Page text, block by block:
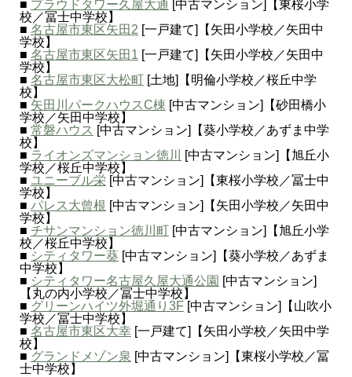
■ プラウドタワー久屋大通 [中古マンション]【東桜小学
校／冨士中学校】
■ 名古屋市東区矢田2 [一戸建て]【矢田小学校／矢田中
学校】
■ 名古屋市東区矢田1 [一戸建て]【矢田小学校／矢田中
学校】
■ 名古屋市東区大松町[土地]【明倫小学校／桜丘中学
校】
■ 矢田川パークハウスC棟 [中古マンション]【砂田橋小
学校／矢田中学校】
■ 常磐ハウス [中古マンション]【葵小学校／あずま中学
校】
■ ライオンズマンション徳川
[中古マンション]【旭丘小
学校／桜丘中学校】
■ ユニーブル栄 [中古マンション]【東桜小学校／冨士中
学校】
■ パレス大曾根 [中古マンション]【矢田小学校／矢田中
学校】
■ チサンマンション徳川町[中古マンション]【旭丘小学
校／桜丘中学校】
■ シティタワー葵[中古マンション]【葵小学校／あずま
中学校】
■ シティタワー名古屋久屋大通公園 [中古マンション]
【丸の内小学校／冨士中学校】
■ グリーンハイツ外堀通り3F [中古マンション]【山吹小
学校／冨士中学校】
■ 名古屋市東区大幸[一戸建て]【矢田小学校／矢田中学
校】
■ グランドメゾン泉 [中古マンション]【東桜小学校／冨
士中学校】